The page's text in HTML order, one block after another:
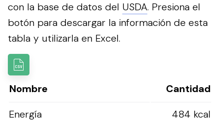
con la base de datos del USDA. Presiona el
botón para descargar la información de esta
tabla y utilizarla en Excel.
Nombre
Cantidad
Energía
484 kcal